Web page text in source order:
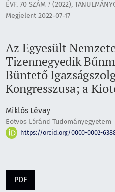
ÉVF. 70 SZÁM 7 (2022),
Az Egyesült
Tizennegyedik
Büntető
Kongresszusa; a
Megjelent 2022-07-17
Miklós Lévay
Eötvös Lóránd Tudományegyetem
https://orcid.org/0000-0002-
PDF